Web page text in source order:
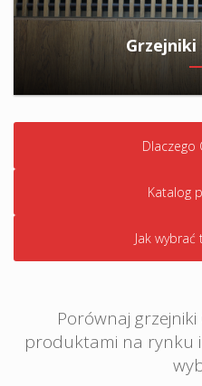
Grzejniki
Dlaczego
Katalog
Jak wybrać
Porównaj
produktami na rynku